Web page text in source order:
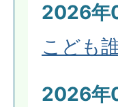
2026年
こども
2026年